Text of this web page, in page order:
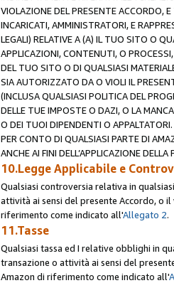
VIOLAZIONE DEL PRESENTE ACCORDO,
INCARICATI, AMMINISTRATORI, E
LEGALI) RELATIVE A (A) IL TUO SITO O
APPLICAZIONI, CONTENUTI, O
DEL TUO SITO O DI QUALSIASI
SIA AUTORIZZATO DA O VIOLI IL
(INCLUSA QUALSIASI POLITICA DEL
DELLE TUE IMPOSTE O DAZI, O LA
O DEI TUOI DIPENDENTI O
PER CONTO DI QUALSIASI PARTE DI
ANCHE AI FINI DELL’APPLICAZIONE DELLA
10.Legge Applicabile e
Qualsiasi controversia relativa in
attività ai sensi del presente Accordo, o
riferimento come indicato all'Allegato 2.
11.Tasse
Qualsiasi tassa ed I relative obblighi in
transazione o attività ai sensi del
Amazon di riferimento come indicato all'